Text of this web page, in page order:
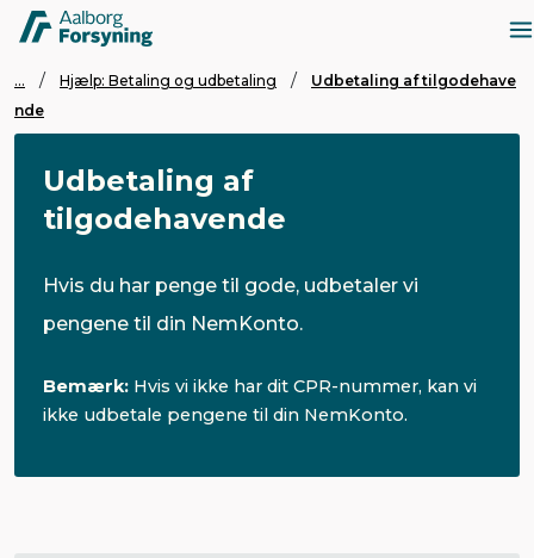
... Hjælp: Betaling og udbetaling
Udbetaling af tilgodehave
nde
Udbetaling af
tilgodehavende
Hvis du har penge til gode, udbetaler vi
pengene til din NemKonto.
Bemærk: Hvis vi ikke har dit CPR-nummer, kan vi
ikke udbetale pengene til din NemKonto.